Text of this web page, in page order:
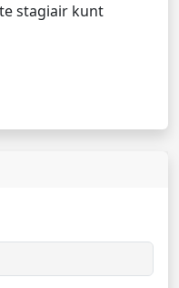
stagiair kunt